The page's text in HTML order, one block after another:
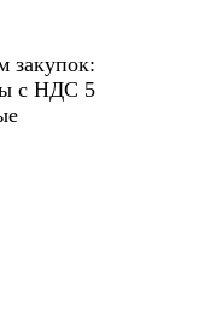
закупок:
с НДС 5